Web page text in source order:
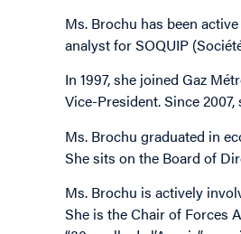
Ms. Brochu has been
analyst for SOQUIP
In 1997, she joined Gaz
Vice-President. Since
Ms. Brochu graduated in
She sits on the Board of
Ms. Brochu is actively
She is the Chair of Forces